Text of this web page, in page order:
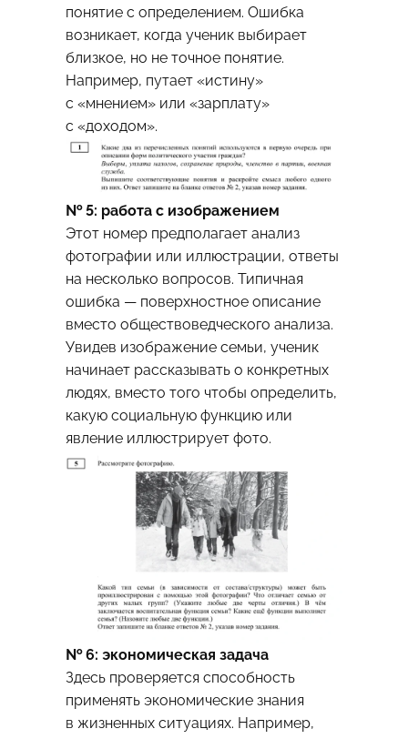
понятие с определением. Ошибка
возникает, когда ученик выбирает
близкое, но не точное понятие.
Например, путает «истину»
с «мнением» или «зарплату»
с «доходом».
№ 5: работа с изображением
Этот номер предполагает анализ
фотографии или иллюстрации, ответы
на несколько вопросов. Типичная
ошибка — поверхностное описание
вместо обществоведческого анализа.
Увидев изображение семьи, ученик
начинает рассказывать о конкретных
людях, вместо того чтобы определить,
какую социальную функцию или
явление иллюстрирует фото.
№ 6: экономическая задача
Здесь проверяется способность
применять экономические знания
в жизненных ситуациях. Например,